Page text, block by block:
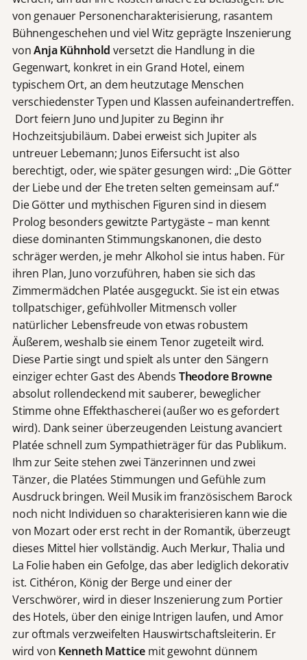
von genauer Personencharakterisierung, rasantem
Bühnengeschehen und viel Witz geprägte Inszenierung
vonAnja Kühnhold versetzt die Handlung in die
Gegenwart, konkret in ein Grand Hotel, einem
typischem Ort, an dem heutzutage Menschen
verschiedenster Typen und Klassen aufeinandertreffen.
Dort feiern Juno und Jupiter zu Beginn ihr
Hochzeitsjubiläum. Dabei erweist sich Jupiter als
untreuer Lebemann; Junos Eifersucht ist also
berechtigt, oder, wie später gesungen wird: „Die Götter
der Liebe und der Ehe treten selten gemeinsam auf.“
Die Götter und mythischen Figuren sind in diesem
Prolog besonders gewitzte Partygäste – man kennt
diese dominanten Stimmungskanonen, die desto
schräger werden, je mehr Alkohol sie intus haben. Für
ihren Plan, Juno vorzuführen, haben sie sich das
Zimmermädchen Platée ausgeguckt. Sie ist ein etwas
tollpatschiger, gefühlvoller Mitmensch voller
natürlicher Lebensfreude von etwas robustem
Äußerem, weshalb sie einem Tenor zugeteilt wird.
Diese Partie singt und spielt als unter den Sängern
einziger echter Gast des Abends Theodore Browne
absolut rollendeckend mit sauberer, beweglicher
Stimme ohne Effekthascherei (außer wo es gefordert
wird). Dank seiner überzeugenden Leistung avanciert
Platée schnell zum Sympathieträger für das Publikum.
Ihm zur Seite stehen zwei Tänzerinnen und zwei
Tänzer, die Platées Stimmungen und Gefühle zum
Ausdruck bringen. Weil Musik im französischem Barock
noch nicht Individuen so charakterisieren kann wie die
von Mozart oder erst recht in der Romantik, überzeugt
dieses Mittel hier vollständig. Auch Merkur, Thalia und
La Folie haben ein Gefolge, das aber lediglich dekorativ
ist. Cithéron, König der Berge und einer der
Verschwörer, wird in dieser Inszenierung zum Portier
des Hotels, über den einige Intrigen laufen, und Amor
zur oftmals verzweifelten Hauswirtschaftsleiterin. Er
wird von Kenneth Mattice mit gewohnt dünnem